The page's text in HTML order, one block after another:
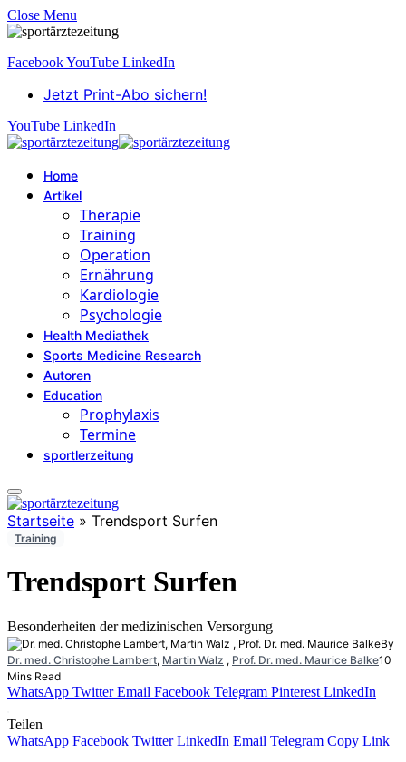
Close Menu
FacebookYouTube LinkedIn
Jetzt Print-Abo sichern!
YouTube LinkedIn
Home
Artikel
Therapie
Training
Operation
Ernährung
Kardiologie
Psychologie
Health Mediathek
Sports Medicine Research
Autoren
Education
Prophylaxis
Termine
sportlerzeitung
Startseite » Trendsport Surfen
Training
Trendsport Surfen
Besonderheiten der medizinischen Versorgung
By
Dr. med. Christophe Lambert, Martin Walz , Prof. Dr. med. Maurice Balke10
Mins Read
WhatsApp Twitter Email Facebook Telegram Pinterest LinkedIn
Teilen
WhatsApp Facebook Twitter LinkedIn Email Telegram Copy Link